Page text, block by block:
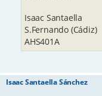
Isaac Santaella
S.Fernando (Cádiz)
AHS401A
Isaac Santaella Sánchez